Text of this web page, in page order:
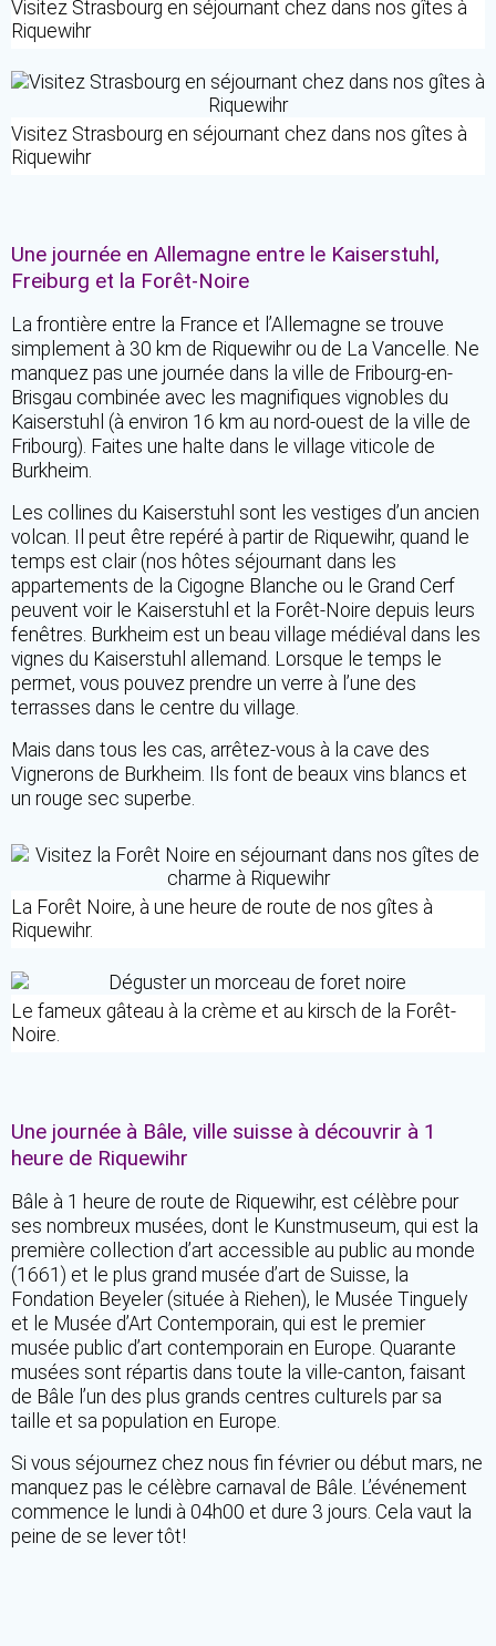
Visitez Strasbourg en séjournant chez dans nos gîtes à
Riquewihr
Visitez Strasbourg en séjournant chez dans nos gîtes à
Riquewihr
Une journée en Allemagne entre le Kaiserstuhl,
Freiburg et la Forêt-Noire
La frontière entre la France et l’Allemagne se trouve
simplement à 30 km de Riquewihr ou de La Vancelle. Ne
manquez pas une journée dans la ville de Fribourg-en-
Brisgau combinée avec les magnifiques vignobles du
Kaiserstuhl (à environ 16 km au nord-ouest de la ville de
Fribourg). Faites une halte dans le village viticole de
Burkheim.
Les collines du Kaiserstuhl sont les vestiges d’un ancien
volcan. Il peut être repéré à partir de Riquewihr, quand le
temps est clair (nos hôtes séjournant dans les
appartements de la Cigogne Blanche ou le Grand Cerf
peuvent voir le Kaiserstuhl et la Forêt-Noire depuis leurs
fenêtres. Burkheim est un beau village médiéval dans les
vignes du Kaiserstuhl allemand. Lorsque le temps le
permet, vous pouvez prendre un verre à l’une des
terrasses dans le centre du village.
Mais dans tous les cas, arrêtez-vous à la cave des
Vignerons de Burkheim. Ils font de beaux vins blancs et
un rouge sec superbe.
La Forêt Noire, à une heure de route de nos gîtes à
Riquewihr.
Le fameux gâteau à la crème et au kirsch de la Forêt-
Noire.
Une journée à Bâle, ville suisse à découvrir à 1
heure de Riquewihr
Bâle à 1 heure de route de Riquewihr, est célèbre pour
ses nombreux musées, dont le Kunstmuseum, qui est la
première collection d’art accessible au public au monde
(1661) et le plus grand musée d’art de Suisse, la
Fondation Beyeler (située à Riehen), le Musée Tinguely
et le Musée d’Art Contemporain, qui est le premier
musée public d’art contemporain en Europe. Quarante
musées sont répartis dans toute la ville-canton, faisant
de Bâle l’un des plus grands centres culturels par sa
taille et sa population en Europe.
Si vous séjournez chez nous fin février ou début mars, ne
manquez pas le célèbre carnaval de Bâle. L’événement
commence le lundi à 04h00 et dure 3 jours. Cela vaut la
peine de se lever tôt!